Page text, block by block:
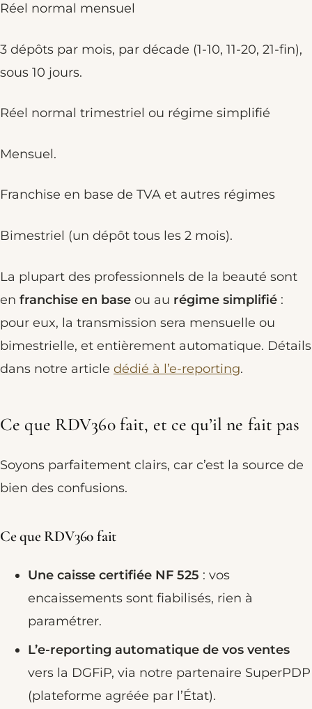
Réel normal mensuel
3 dépôts par mois, par décade (1-10, 11-20, 21-fin),
sous 10 jours.
Réel normal trimestriel ou régime simplifié
Mensuel.
Franchise en base de TVA et autres régimes
Bimestriel (un dépôt tous les 2 mois).
La plupart des professionnels de la beauté sont
en franchise en base ou au régime simplifié :
pour eux, la transmission sera mensuelle ou
bimestrielle, et entièrement automatique. Détails
dans notre article dédié à l’e-reporting.
Ce que RDV360 fait, et ce qu’il ne fait pas
Soyons parfaitement clairs, car c’est la source de
bien des confusions.
Ce que RDV360 fait
Une caisse certifiée NF 525 : vos
encaissements sont fiabilisés, rien à
paramétrer.
L’e-reporting automatique de vos ventes
vers la DGFiP, via notre partenaire SuperPDP
(plateforme agréée par l’État).